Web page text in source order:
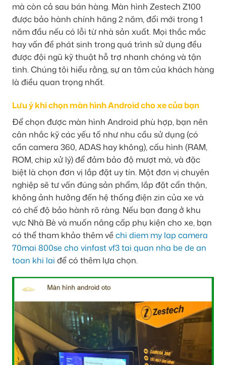
mà còn cả sau bán hàng. Màn hình Zestech Z100
được bảo hành chính hãng 2 năm, đổi mới trong 1
năm đầu nếu có lỗi từ nhà sản xuất. Mọi thắc mắc
hay vấn đề phát sinh trong quá trình sử dụng đều
được đội ngũ kỹ thuật hỗ trợ nhanh chóng và tận
tình. Chúng tôi hiểu rằng, sự an tâm của khách hàng
là điều quan trọng nhất.
Lưu ý khi chọn màn hình Android cho xe của bạn
Để chọn được màn hình Android phù hợp, bạn nên
cân nhắc kỹ các yếu tố như nhu cầu sử dụng (có
cần camera 360, ADAS hay không), cấu hình (RAM,
ROM, chip xử lý) để đảm bảo độ mượt mà, và đặc
biệt là chọn đơn vị lắp đặt uy tín. Một đơn vị chuyên
nghiệp sẽ tư vấn đúng sản phẩm, lắp đặt cẩn thận,
không ảnh hưởng đến hệ thống điện zin của xe và
có chế độ bảo hành rõ ràng. Nếu bạn đang ở khu
vực Nhà Bè và muốn nâng cấp phụ kiện cho xe, bạn
có thể tham khảo thêm về chi diem my lap camera
70mai 800se cho vinfast vf3 tai quan nha be de an
toan khi lai để có thêm lựa chọn.